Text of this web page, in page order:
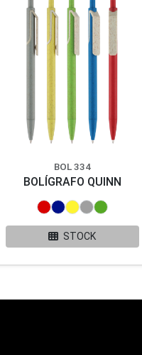
BOL 334
BOLÍGRAFO QUINN
STOCK